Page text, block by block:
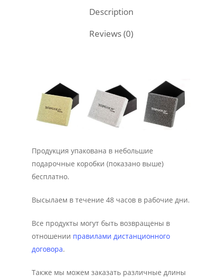
Description
Reviews (0)
Продукция упакована в небольшие
подарочные коробки (показано выше)
бесплатно.
Высылаем в течение 48 часов в рабочие дни.
Все продукты могут быть возвращены в
отношении правилами дистанционного
договора.
Также мы можем заказать различные длины